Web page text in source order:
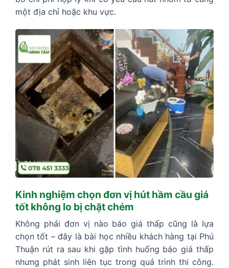
một địa chỉ hoặc khu vực.
Kinh nghiệm chọn đơn vị hút hầm cầu giá
tốt không lo bị chặt chém
Không phải đơn vị nào báo giá thấp cũng là lựa
chọn tốt – đây là bài học nhiều khách hàng tại Phú
Thuận rút ra sau khi gặp tình huống báo giá thấp
nhưng phát sinh liên tục trong quá trình thi công.